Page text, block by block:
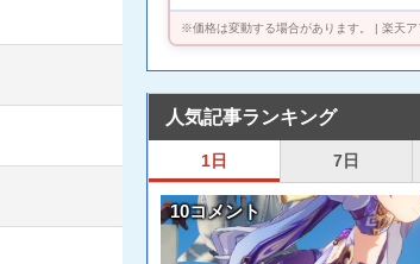
※価格は変動する場合があります。 | 楽天ア
人気記事ランキング
1日 7日
10コメント